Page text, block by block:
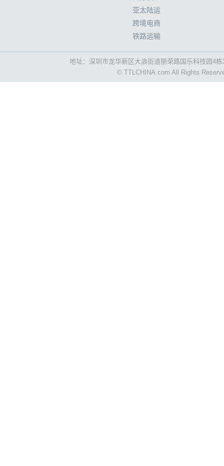
亚太陆运
跨境电商
铁路运输
地址：深圳市龙华新区大浪街道丽荣路国乐科技园4栋
© TTLCHINA.com All Rights